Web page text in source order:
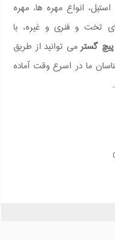
انواع مهره ها، مهره
و فنری و غیره، با
گسترمی توانید از طریق
ما در اسرع وقت آماده